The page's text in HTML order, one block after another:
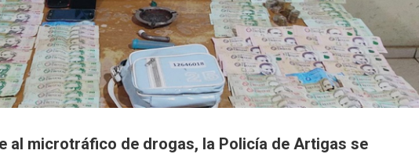
al microtráfico de drogas, la Policía de Artigas se